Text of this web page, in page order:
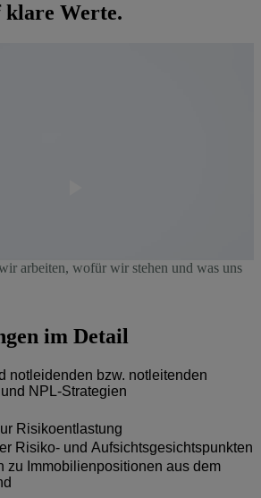
Werte.
abspielen
arbeiten, wofür wir stehen und was uns
im Detail
notleidenden bzw. notleitenden
NPL-Strategien
von Kreditengagements und Non-
setzt aktuelles Spezialwissen voraus.
Bearbeitung Ihrer NPL’s in Ihrem
Risikoentlastung
Kreditengagements ist ein direkter
des Forderungsverkäufers.
Risiko- und Aufsichtsgesichtspunkten
gewinnen regulatorische
zu Immobilienpositionen aus dem